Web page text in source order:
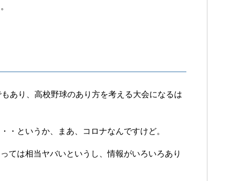
あり、高校野球のあり方を考える大会になるは
・というか、まあ、コロナなんですけど。
ては相当ヤバいというし、情報がいろいろあり